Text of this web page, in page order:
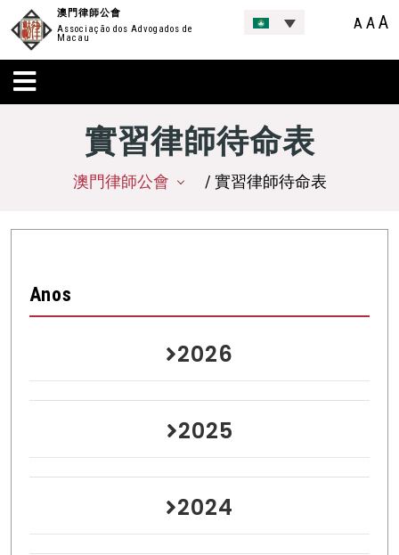
澳門律師公會
Associação dos Advogados de
Macau
A AA
實習律師待命表
澳門律師公會 / 實習律師待命表
Anos
2026
2025
2024